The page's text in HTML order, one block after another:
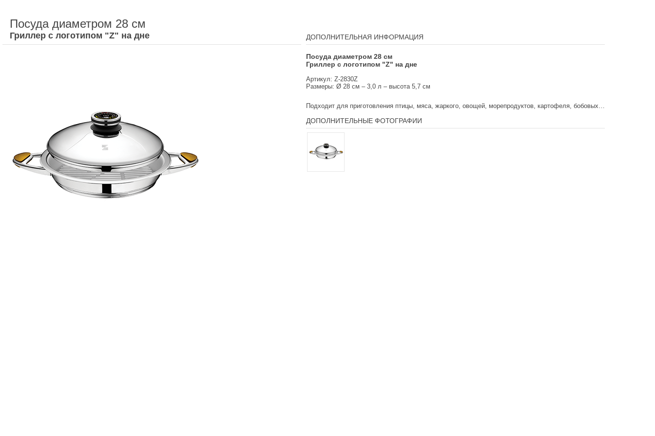
Посуда диаметром 28 см
Гриллер с логотипом "Z" на дне ДОПОЛНИТЕЛЬНАЯ ИНФОРМАЦИЯ
Посуда диаметром 28 см
Гриллер с логотипом "Z" на дне
Артикул: Z-2830Z
Размеры: Ø 28 см – 3,0 л – высота 5,7 см
Подходит для приготовления птицы, мяса, жаркого, овощей, морепродуктов, картофеля, бобовых…
ДОПОЛНИТЕЛЬНЫЕ ФОТОГРАФИИ